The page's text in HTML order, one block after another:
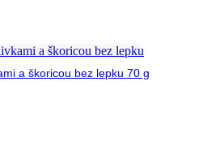
a škoricou bez lepku 70 g